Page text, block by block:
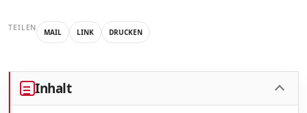
TEILEN MAIL LINK DRUCKEN
Inhalt